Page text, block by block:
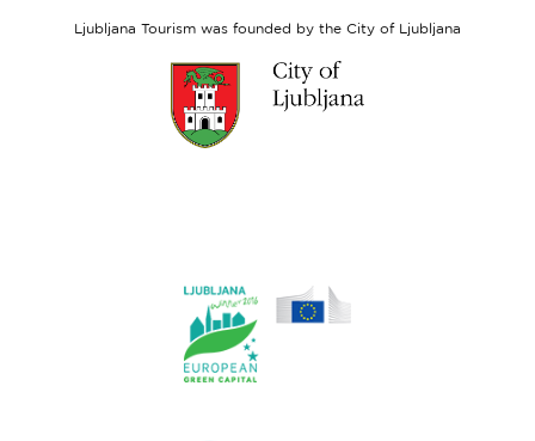
Ljubljana Tourism was founded by the City of Ljubljana